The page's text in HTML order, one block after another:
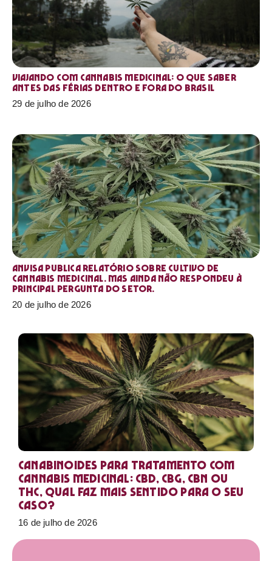
Viajando com cannabis medicinal: o que saber
antes das férias dentro e fora do Brasil
29 de julho de 2026
Anvisa publica relatório sobre cultivo de
Cannabis medicinal. Mas ainda não respondeu à
principal pergunta do setor.
20 de julho de 2026
Canabinoides para tratamento com
cannabis medicinal: CBD, CBG, CBN ou
THC, qual faz mais sentido para o seu
caso?
16 de julho de 2026